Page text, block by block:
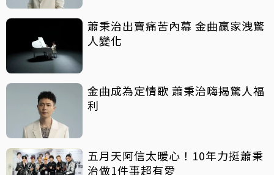
蕭秉治出賣痛苦內幕 金曲贏家洩驚
人變化
金曲成為定情歌 蕭秉治嗨揭驚人福
利
五月天阿信太暖心！10年力挺蕭秉
治做1件事超有愛